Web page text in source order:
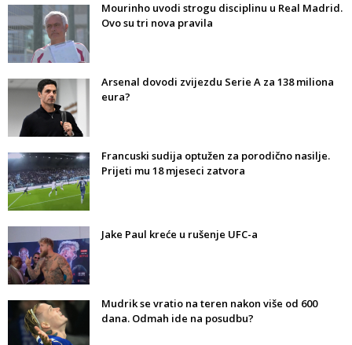
Mourinho uvodi strogu disciplinu u Real Madrid.
Ovo su tri nova pravila
Arsenal dovodi zvijezdu Serie A za 138 miliona
eura?
Francuski sudija optužen za porodično nasilje.
Prijeti mu 18 mjeseci zatvora
Jake Paul kreće u rušenje UFC-a
Mudrik se vratio na teren nakon više od 600
dana. Odmah ide na posudbu?